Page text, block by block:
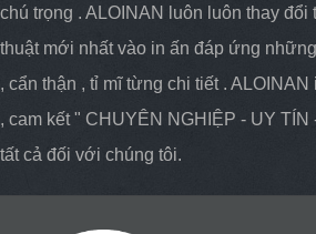
chú trọng . ALOINAN luôn luôn thay
thuật mới nhất vào in ấn đáp ứng
, cẩn thận , tỉ mĩ từng chi tiết .
, cam kết " CHUYÊN NGHIỆP - UY
tất cả đối với chúng tôi.